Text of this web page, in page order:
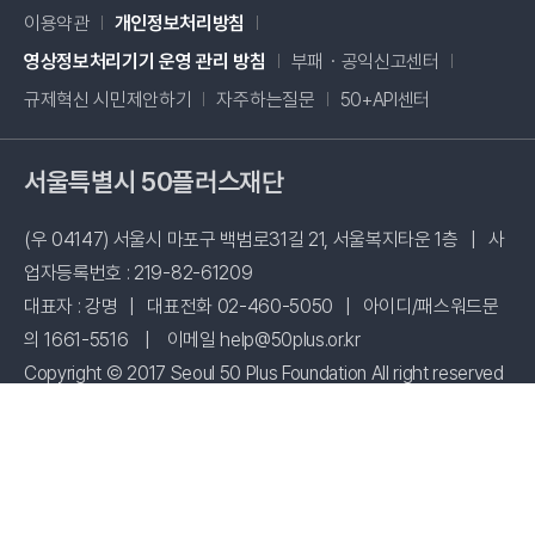
이용약관
개인정보처리방침
영상정보처리기기 운영 관리 방침
부패・공익신고센터 새창 열림
규제혁신 시민제안하기 새창 열림
자주하는질문 50+API센터
서울특별시 50플러스재단
(우 04147) 서울시 마포구 백범로31길 21, 서울복지타운 1층
사
업자등록번호 : 219-82-61209
대표자 : 강명
대표전화 02-460-5050
아이디/패스워드문
의 1661-5516
이메일 help@50plus.or.kr
Copyright © 2017 Seoul 50 Plus Foundation All right reserved